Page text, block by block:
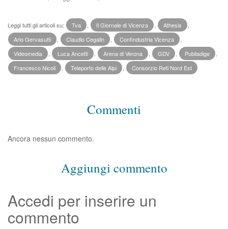
Leggi tutti gli articoli su: Tva Il Giornale di Vicenza Athesis
Ario Gervasutti
Claudio Cegalin Confindustria Vicenza
Videomedia
Luca Ancetti Arena di Verona GDV Publiadige
Francesco Nicoli
Teleporto delle Alpi Consorzio Reti Nord Est
Commenti
Ancora nessun commento.
Aggiungi commento
Accedi per inserire un
commento